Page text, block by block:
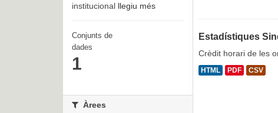
Estadístiques
Crèdit horari de les
HTML PDF CSV
institucional llegiu més
Conjunts de
dades
1
Àrees